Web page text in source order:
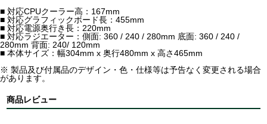
■ 対応CPUクーラー高：167mm
■ 対応グラフィックボード長：455mm
■ 対応電源奥行き長：220mm
■ 対応ラジエーター：側面: 360 / 240 / 280mm 底面: 360 / 240 /
280mm 背面: 240/ 120mm
■ 本体サイズ：幅304mm x 奥行480mm x 高さ465mm
※ 製品及び付属品のデザイン・色・仕様等は予告なく変更される場合
があります。
商品レビュー